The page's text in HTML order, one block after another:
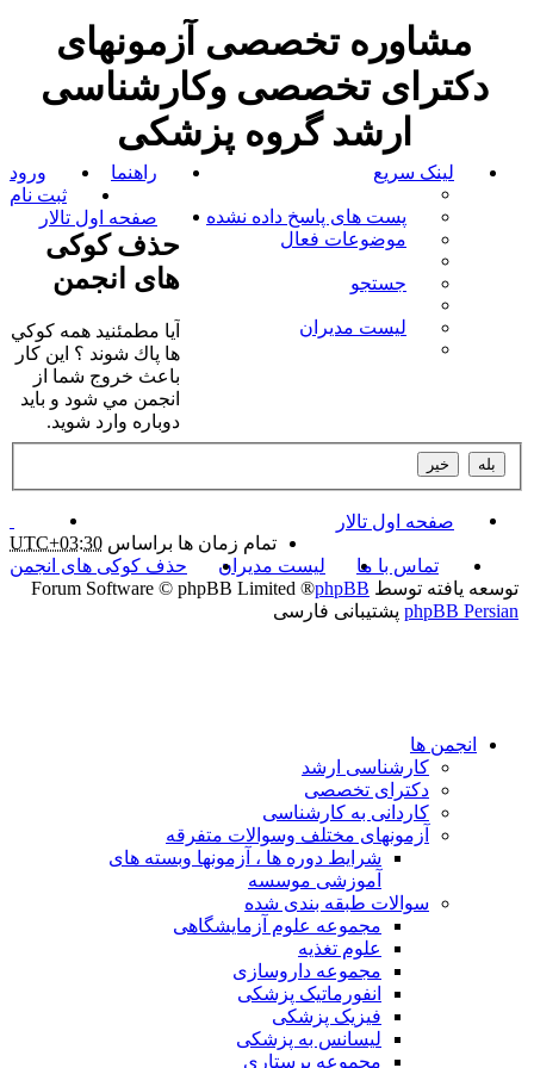
مشاوره تخصصی آزمونهای
دکترای تخصصی وکارشناسی
ارشد گروه پزشکی
لینک سریع
پست های پاسخ داده نشده
موضوعات فعال
جستجو
لیست مدیران
راهنما
ورود
ثبت نام
صفحه اول تالار
حذف کوکی
های انجمن
آيا مطمئنيد همه كوكي
ها پاك شوند ؟ اين كار
باعث خروج شما از
انجمن مي شود و بايد
دوباره وارد شويد.
صفحه اول تالار
تمام زمان ها براساس UTC+03:30
حذف کوکی های انجمن
لیست مدیران
تماس با ما
توسعه یافته توسط phpBB
® Forum Software © phpBB Limited
phpBB Persian پشتیبانی فارسی
انجمن ها
کارشناسی ارشد
دکترای تخصصی
کاردانی به کارشناسی
آزمونهای مختلف وسوالات متفرقه
شرایط دوره ها ، آزمونها وبسته های
آموزشی موسسه
سوالات طبقه بندی شده
مجموعه علوم آزمایشگاهی
علوم تغذیه
مجموعه داروسازی
انفورماتیک پزشکی
فیزیک پزشکی
لیسانس به پزشکی
مجموعه پرستاری